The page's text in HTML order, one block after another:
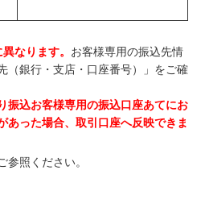
なります。 お客様専用の振込先情
（銀行・支店・口座番号）」をご確
振込お客様専用の振込口座あてにお
あった場合、取引口座へ反映できま
参照ください。